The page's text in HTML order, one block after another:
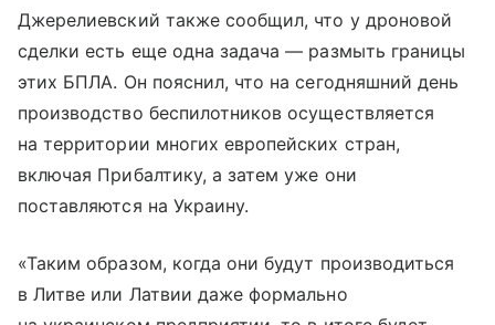
Джерелиевский также сообщил, что у дроновой
сделки есть еще одна задача — размыть границы
этих БПЛА. Он пояснил, что на сегодняшний день
производство беспилотников осуществляется
на территории многих европейских стран,
включая Прибалтику, а затем уже они
поставляются на Украину.
«Таким образом, когда они будут производиться
в Литве или Латвии даже формально